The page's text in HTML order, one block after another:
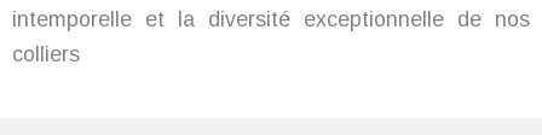
intemporelle et la diversité exceptionnelle de nos
colliers